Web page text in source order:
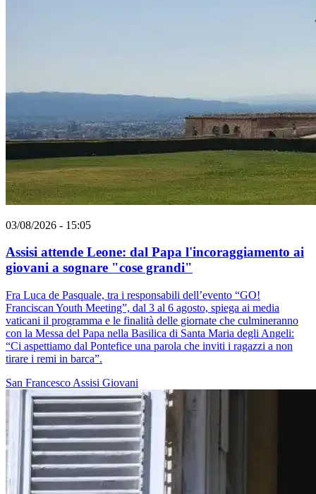
03/08/2026 - 15:05
Assisi attende Leone: dal Papa l'incoraggiamento ai
giovani a sognare "cose grandi"
Fra Luca de Pasquale, tra i responsabili dell’evento “GO!
Franciscan Youth Meeting”, dal 3 al 6 agosto, spiega ai media
vaticani il programma e le finalità delle giornate che culmineranno
con la Messa del Papa nella Basilica di Santa Maria degli Angeli:
“Ci aspettiamo dal Pontefice una parola che inviti i ragazzi a non
tirare i remi in barca”.
San Francesco Assisi Giovani